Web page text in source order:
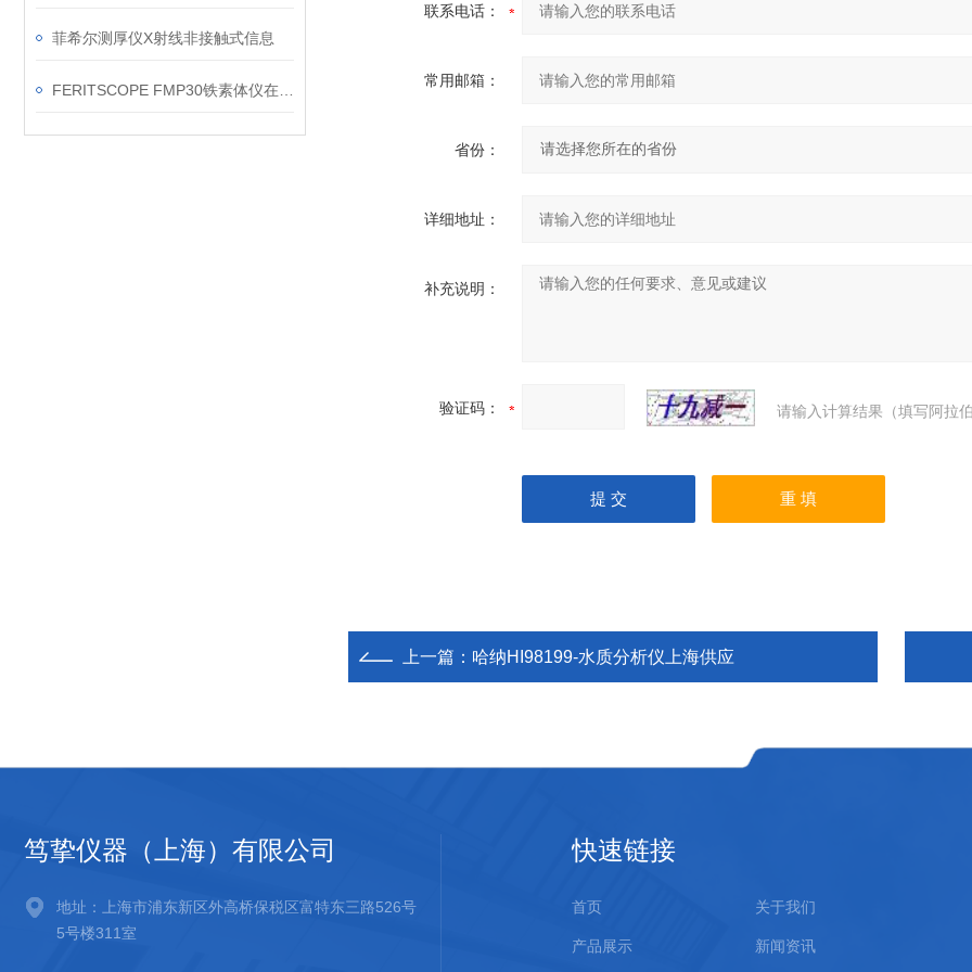
菲希尔测厚仪X射线非接触式信息
联系电话：
常用邮箱：
省份：
详细地址：
补充说明：
验证码： 请输入计算结果（填写阿拉
上一篇： 哈纳HI98199-水质分析仪上海供应
笃挚仪器（上海）有限公司
地址：上海市浦东新区外高桥保税区富特东三路526号
5号楼311室
快速链接
首页 关于我们
产品展示 新闻资讯